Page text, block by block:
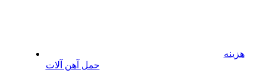
هزینه
حمل آهن آلات